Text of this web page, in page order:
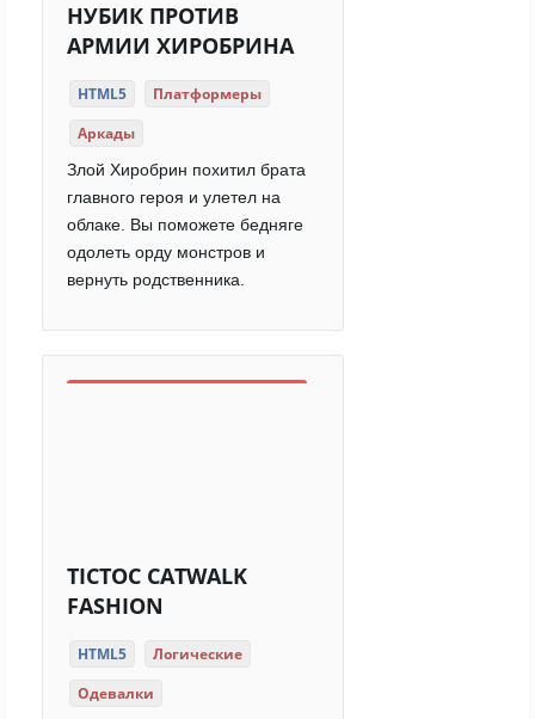
НУБИК ПРОТИВ
АРМИИ ХИРОБРИНА
HTML5
Платформеры
Аркады
Злой Хиробрин похитил брата
главного героя и улетел на
облаке. Вы поможете бедняге
одолеть орду монстров и
вернуть родственника.
TICTOC CATWALK
FASHION
HTML5
Логические
Одевалки